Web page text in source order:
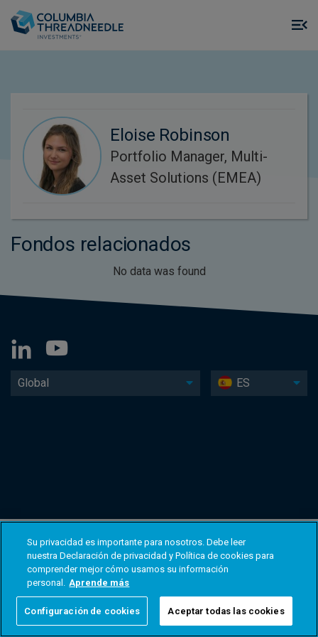
Eloise Robinson
Portfolio Manager, Multi-
Asset Solutions (EMEA)
Fondos relacionados
No data was found
Global ES
Su privacidad es importante para nosotros. Debe leer
nuestra Declaración de privacidad y Política de cookies para
comprender mejor cómo usamos su información
personal. Aprende más
Configuración de cookies Aceptar todas las cookies